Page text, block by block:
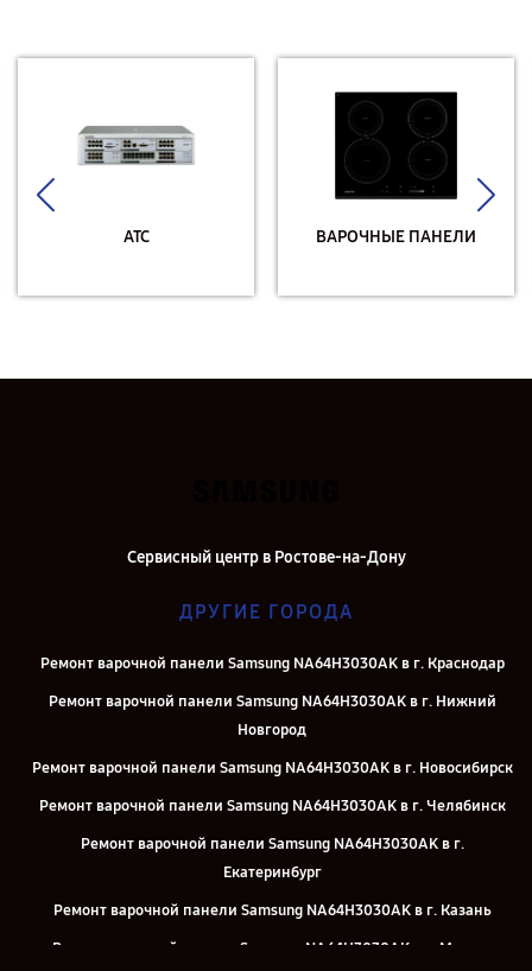
АТС ВАРОЧНЫЕ ПАНЕЛИ
Сервисный центр в Ростове-на-Дону
ДРУГИЕ ГОРОДА
Ремонт варочной панели Samsung NA64H3030AK в г. Краснодар
Ремонт варочной панели Samsung NA64H3030AK в г. Нижний
Новгород
Ремонт варочной панели Samsung NA64H3030AK в г. Новосибирск
Ремонт варочной панели Samsung NA64H3030AK в г. Челябинск
Ремонт варочной панели Samsung NA64H3030AK в г.
Екатеринбург
Ремонт варочной панели Samsung NA64H3030AK в г. Казань
Ремонт варочной панели Samsung NA64H3030AK в г. Москва